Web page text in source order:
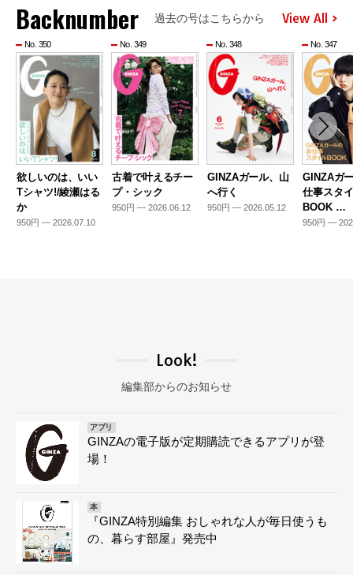
Backnumber 過去の号はこちらから View All
No. 350
欲しいのは、いい
Tシャツ!/綾瀬はる
か
950円 — 2026.07.10
No. 349
古着で叶えるチー
プ・シック
950円 — 2026.06.12
No. 348
GINZAガール、山
へ行く
950円 — 2026.05.12
No. 347
GINZAガ
仕事スタ
BOOK …
950円 —
Look!
編集部からのお知らせ
アプリ
GINZAの電子版が定期購読できるアプリが登
場！
本
『GINZA特別編集 おしゃれな人が毎日使うも
の、暮らす部屋』発売中